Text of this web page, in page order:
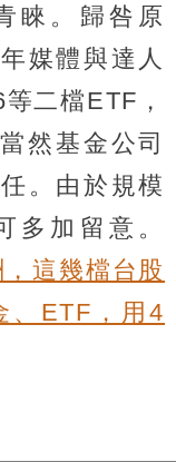
睞。歸咎原
媒體與達人
二檔ETF，
然基金公司
。由於規模
多加留意。
這幾檔台股
、ETF，用4